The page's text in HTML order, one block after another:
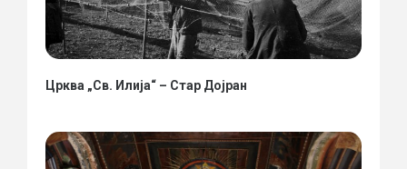
Црква „Св. Илија“ – Стар Дојран